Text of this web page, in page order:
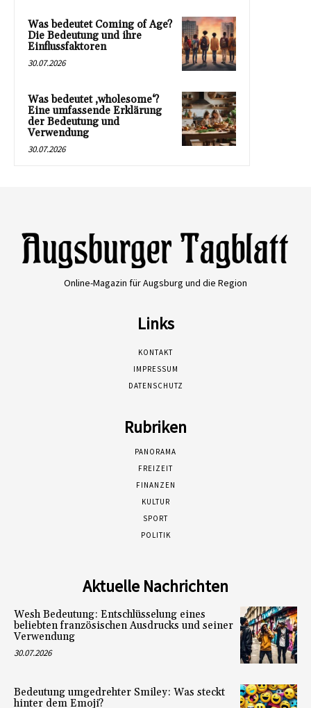
Was bedeutet Coming of Age?
Die Bedeutung und ihre
Einflussfaktoren
30.07.2026
Was bedeutet ‚wholesome‘?
Eine umfassende Erklärung
der Bedeutung und
Verwendung
30.07.2026
Online-Magazin für Augsburg und die Region
Links
KONTAKT
IMPRESSUM
DATENSCHUTZ
Rubriken
PANORAMA
FREIZEIT
FINANZEN
KULTUR
SPORT
POLITIK
Aktuelle Nachrichten
Wesh Bedeutung: Entschlüsselung eines
beliebten französischen Ausdrucks und seiner
Verwendung
30.07.2026
Bedeutung umgedrehter Smiley: Was steckt
hinter dem Emoji?